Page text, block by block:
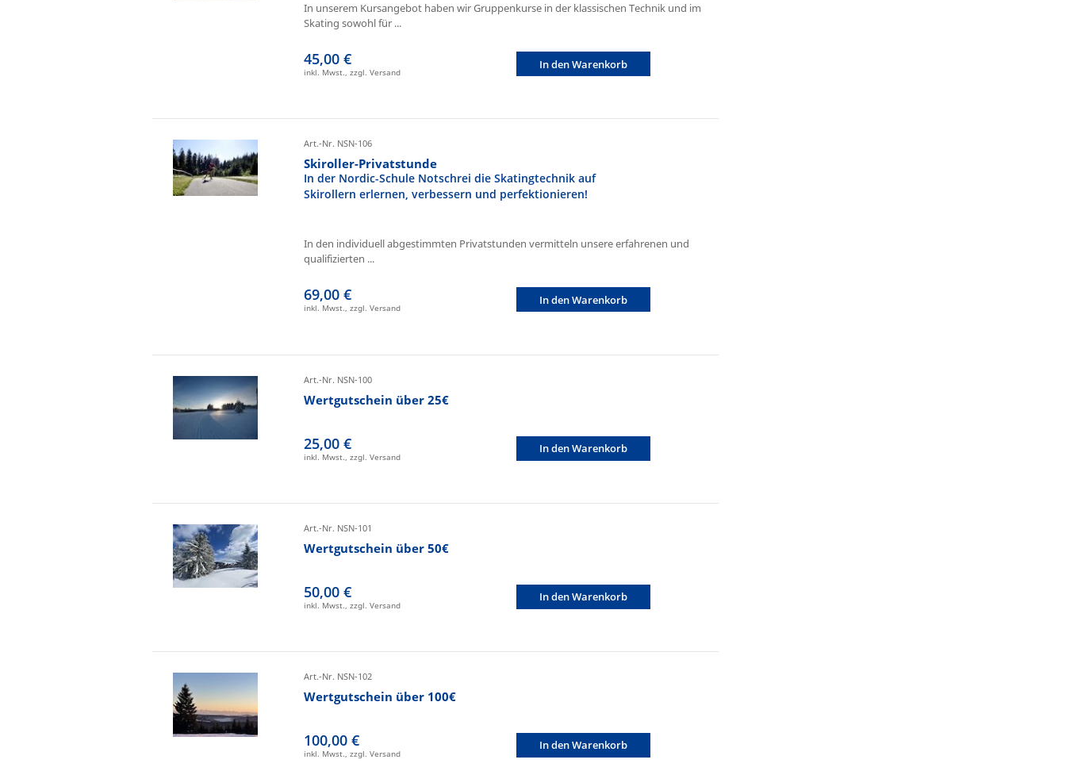
In unserem Kursangebot haben wir Gruppenkurse in der klassischen Technik und im
Skating sowohl für ...
45,00 €
inkl. Mwst., zzgl. Versand
In den Warenkorb
Art.-Nr. NSN-106
Skiroller-Privatstunde
In der Nordic-Schule Notschrei die Skatingtechnik auf
Skirollern erlernen, verbessern und perfektionieren!
In den individuell abgestimmten Privatstunden vermitteln unsere erfahrenen und
qualifizierten ...
69,00 €
inkl. Mwst., zzgl. Versand
In den Warenkorb
Art.-Nr. NSN-100
Wertgutschein über 25€
25,00 €
inkl. Mwst., zzgl. Versand
In den Warenkorb
Art.-Nr. NSN-101
Wertgutschein über 50€
50,00 €
inkl. Mwst., zzgl. Versand
In den Warenkorb
Art.-Nr. NSN-102
Wertgutschein über 100€
100,00 €
inkl. Mwst., zzgl. Versand
In den Warenkorb